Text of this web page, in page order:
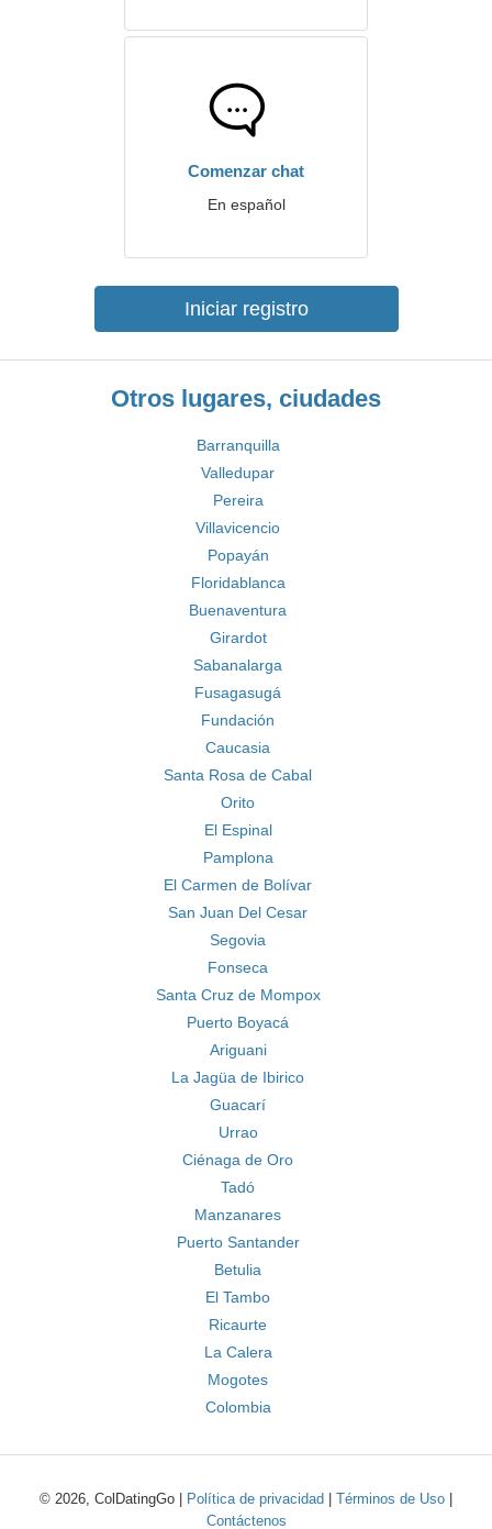
Comenzar chat
En español
Iniciar registro
Otros lugares, ciudades
Barranquilla
Valledupar
Pereira
Villavicencio
Popayán
Floridablanca
Buenaventura
Girardot
Sabanalarga
Fusagasugá
Fundación
Caucasia
Santa Rosa de Cabal
Orito
El Espinal
Pamplona
El Carmen de Bolívar
San Juan Del Cesar
Segovia
Fonseca
Santa Cruz de Mompox
Puerto Boyacá
Ariguani
La Jagüa de Ibirico
Guacarí
Urrao
Ciénaga de Oro
Tadó
Manzanares
Puerto Santander
Betulia
El Tambo
Ricaurte
La Calera
Mogotes
Colombia
© 2026, ColDatingGo | Política de privacidad Términos de Uso
Contáctenos